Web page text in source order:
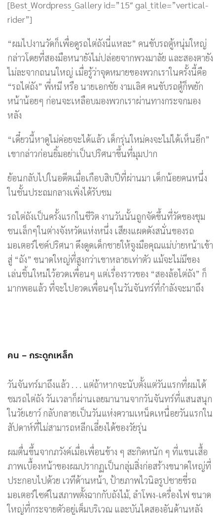
[Best_Wordpress_Gallery id=”15″ gal_title=”vertical-
rider”]
“ผมไปงานวัดก็เพื่อดูรถไต่ถังนี่แหละ” คนขับรถตู้หนุ่มใหญ่
กล่าวโดยที่สองมือหนายังไม่ปล่อยจากพวงมาลัย และสองตายัง
ไม่ละจากถนนใหญ่ เมื่อรู้ว่าจุดหมายของพวกเราในครั้งนี้คือ
“รถไต่ถัง” พี่หมี หรือ นายเอกชัย งามเลิศ คนขับรถตู้ก็พยัก
หน้าน้อยๆ ก่อนจะเหลือบมองพวกเราผ่านทางกระจกมอง
หลัง
“เดี๋ยวนี้หาดูไม่ค่อยจะได้แล้ว เด็กรุ่นใหม่คงจะไม่ได้เห็นอีก”
เขากล่าวก่อนยิ้มอย่าเป็นปริศนาขึ้นที่มุมปาก
ย้อนกลับไปในอดีตเมื่อเกือบสิบปีที่ผ่านมา เด็กน้อยคนหนึ่ง
ในชั้นประถมกลางเพิ่งได้รับชม
รถไต่ถังเป็นครั้งแรกในชีวิต งานวันนั้นถูกจัดขึ้นที่วัดของชุม
ชนเล็กๆในต่างจังหวัดแห่งหนึ่ง เสียงแผดดังสนั่นของรถ
มอเตอร์ไซค์ปริศนา ดึงดูดเด็กชายให้จูงมือคุณแม่บ่ายหน้าเข้า
สู่ “ถัง” ขนาดใหญ่ที่สูงกว่าเขาหลายเท่าตัว แม้จะไม่มีของ
เล่นชิ้นใหม่ไว้อวดเพื่อนๆ แต่เรื่องราวของ “สองล้อไต่ถัง” ก็
มากพอแล้ว ที่จะไปอวดเพื่อนๆในวันจันทร์ที่กำลังจะมาถึง
คน – กระดูกเหล็ก
วันจันทร์มาถึงแล้ว . . . แต่ถ้าหากจะนับตั้งแต่วันแรกที่ผมได้
ชมรถไต่ถัง วันเวลาก็ผ่านเลยมานานจากวันจันทร์ที่แสนสนุก
ในวัยเยาว์ กลับกลายเป็นวันแห่งความเหน็ดเหนื่อยวันแรกใน
สัปดาห์ที่ไม่สามารถหลีกเลี่ยงได้ของวัยรุ่น
ผมตื่นขึ้นจากภวังค์เมื่อเพื่อนข้าง ๆ สะกิดหนัก ๆ ที่แขนเสื้อ
ภาพเบื้องหน้าของผมปรากฏเป็นกลุ่มสิ่งก่อสร้างขนาดใหญ่ที่
ประกอบไปด้วย เวทีด้านหน้า, ป้ายภาพไวนิลรูปชายขี่รถ
มอเตอร์ไซค์ในสภาพตั้งฉากกับถังไม้, ลำโพง-เครื่องไฟ ขนาด
ใหญ่ที่กระจายตัวอยู่เต็มบริเวณ และบันไดสองอันด้านหลัง